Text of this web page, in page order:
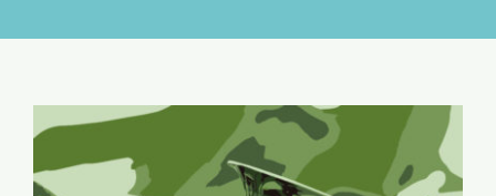
Aktion